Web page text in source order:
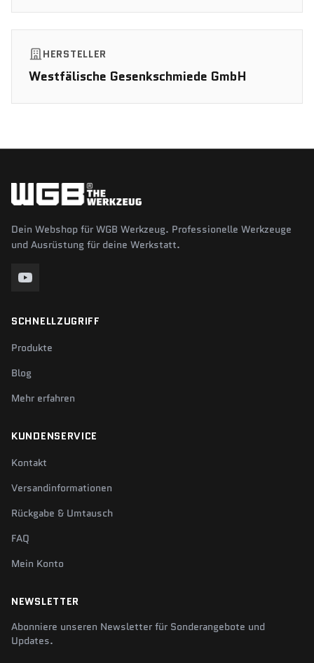
HERSTELLER
Westfälische Gesenkschmiede GmbH
Dein Webshop für WGB Werkzeug. Professionelle Werkzeuge
und Ausrüstung für deine Werkstatt.
SCHNELLZUGRIFF
Produkte
Blog
Mehr erfahren
KUNDENSERVICE
Kontakt
Versandinformationen
Rückgabe & Umtausch
FAQ
Mein Konto
NEWSLETTER
Abonniere unseren Newsletter für Sonderangebote und
Updates.